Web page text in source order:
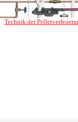
Technik der